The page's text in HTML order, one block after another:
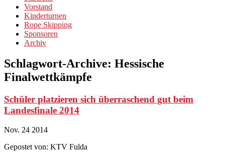
Vorstand
Kinderturnen
Rope Skipping
Sponsoren
Archiv
Schlagwort-Archive: Hessische
Finalwettkämpfe
Schüler platzieren sich überraschend gut beim
Landesfinale 2014
Nov. 24 2014
Gepostet von: KTV Fulda